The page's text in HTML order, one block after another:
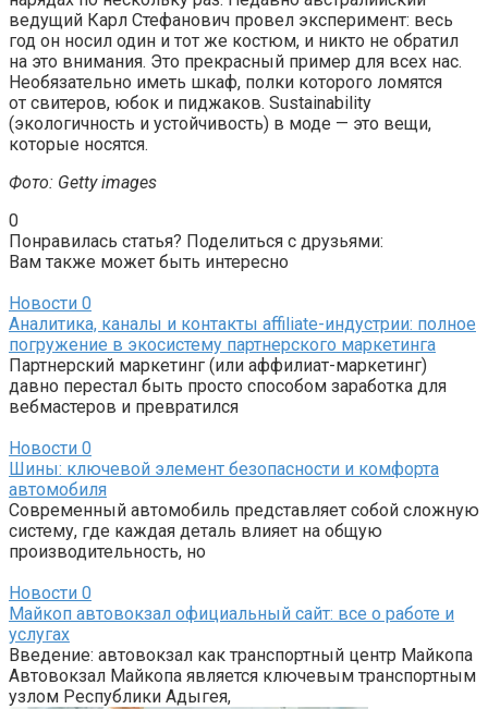
ведущий Карл Стефанович провел эксперимент: весь
год он носил один и тот же костюм, и никто не обратил
на это внимания. Это прекрасный пример для всех нас.
Необязательно иметь шкаф, полки которого ломятся
от свитеров, юбок и пиджаков. Sustainability
(экологичность и устойчивость) в моде — это вещи,
которые носятся.
Фото: Getty images
0
Понравилась статья? Поделиться с друзьями:
Вам также может быть интересно
Новости 0
Аналитика, каналы и контакты affiliate-индустрии: полное
погружение в экосистему партнерского маркетинга
Партнерский маркетинг (или аффилиат-маркетинг)
давно перестал быть просто способом заработка для
вебмастеров и превратился
Новости 0
Шины: ключевой элемент безопасности и комфорта
автомобиля
Современный автомобиль представляет собой сложную
систему, где каждая деталь влияет на общую
производительность, но
Новости 0
Майкоп автовокзал официальный сайт: все о работе и
услугах
Введение: автовокзал как транспортный центр Майкопа
Автовокзал Майкопа является ключевым транспортным
узлом Республики Адыгея,